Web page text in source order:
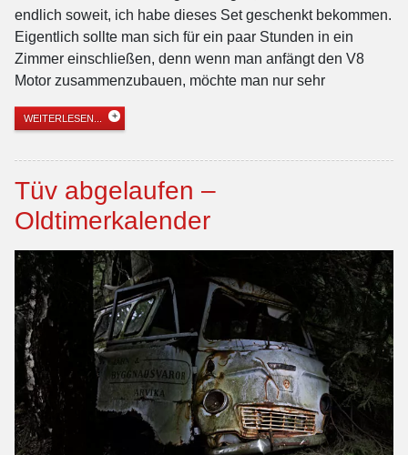
endlich soweit, ich habe dieses Set geschenkt bekommen.
Eigentlich sollte man sich für ein paar Stunden in ein
Zimmer einschließen, denn wenn man anfängt den V8
Motor zusammenzubauen, möchte man nur sehr
WEITERLESEN...
Tüv abgelaufen –
Oldtimerkalender